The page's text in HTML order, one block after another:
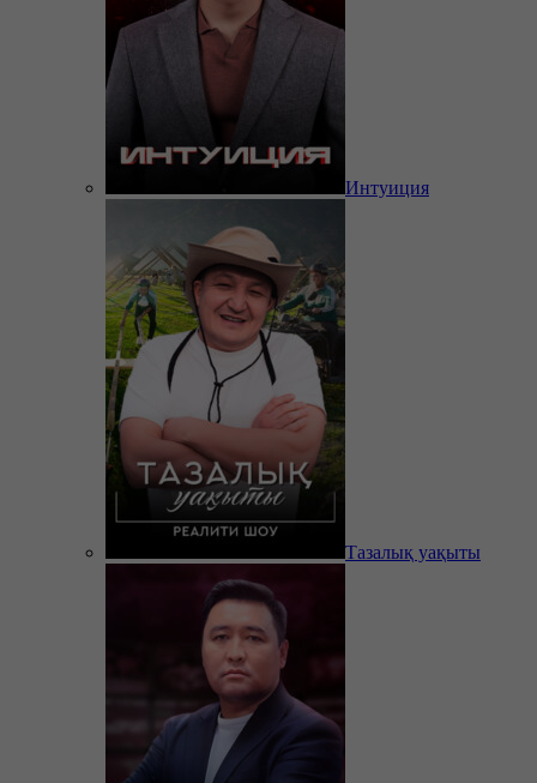
Интуиция
Тазалық уақыты